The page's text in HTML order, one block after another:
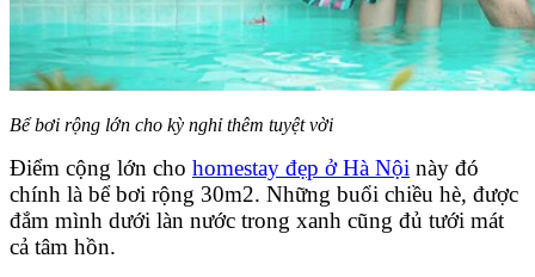
Bể bơi rộng lớn cho kỳ nghỉ thêm tuyệt vời
Điểm cộng lớn cho homestay đẹp ở Hà Nội này đó
chính là bể bơi rộng 30m2. Những buổi chiều hè, được
đắm mình dưới làn nước trong xanh cũng đủ tưới mát
cả tâm hồn.